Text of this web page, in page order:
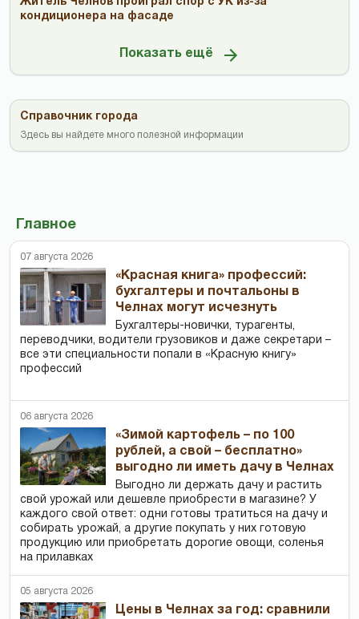
кондиционера на фасаде
Показать ещё
Справочник города
Здесь вы найдете много полезной информации
Главное
07 августа 2026
«Красная книга» профессий:
бухгалтеры и почтальоны в
Челнах могут исчезнуть
Бухгалтеры-новички, тур­агенты,
переводчики, водители грузовиков и даже секретари –
все эти специальности попали в «Красную книгу»
профессий
06 августа 2026
«Зимой картофель – по 100
рублей, а свой – бесплатно»
выгодно ли иметь дачу в Челнах
Выгодно ли держать дачу и растить
свой урожай или дешевле приобрести в магазине? У
каждого свой ответ: одни готовы тратиться на дачу и
собирать урожай, а другие покупать у них готовую
продукцию или приобретать дорогие овощи, соленья
на прилавках
05 августа 2026
Цены в Челнах за год: сравнили